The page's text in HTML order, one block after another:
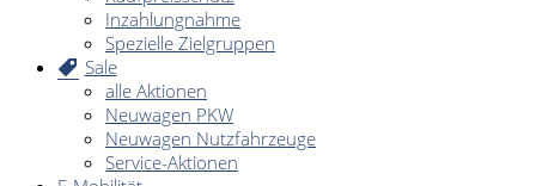
Inzahlungnahme
Spezielle Zielgruppen
Sale
alle Aktionen
Neuwagen PKW
Neuwagen Nutzfahrzeuge
Service-Aktionen